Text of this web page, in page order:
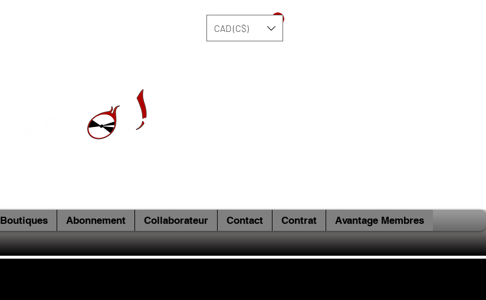
CAD (C$)
Boutiques Abonnement Collaborateur Contact Contrat Avantage Membres